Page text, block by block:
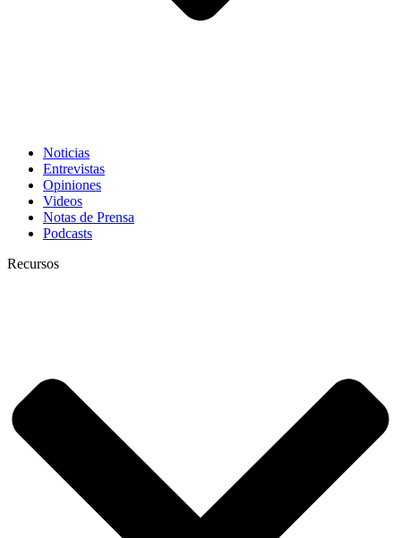
Noticias
Entrevistas
Opiniones
Videos
Notas de Prensa
Podcasts
Recursos